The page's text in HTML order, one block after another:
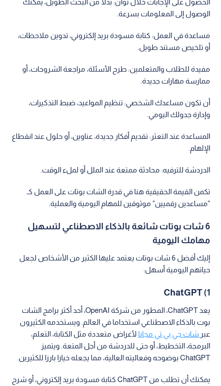
الوصول إلى المعلومات بسرعة.
مساعدة في العمل: كتابة مسودة بريد إلكتروني، تدوين ملاحظات،
أو تلخيص مستند طويل.
مفيدة للطلاب والمتعلمين: طرح الأسئلة، مراجعة الشروحات، أو
ممارسة مهارات جديدة.
أن تكون مساعدك الشخصي: تنظيم المواعيد، ضبط التذكيرات،
وإدارة جدولك اليومي.
المساعدة عند التعثر: تقديم أفكار جديدة، عناوين، أو حلول عند انقطاع
الإلهام.
الدردشة للترفيه: محادثة ممتعة عند الملل أو لملء الوقت.
تكمن القيمة الحقيقية هنا في قدرة الشات بوتات على العمل كـ
"مساعدين رقميين" موثوقين للمهام اليومية والعملية.
6 شات بوتات شائعة بالذكاء الاصطناعي لتسهيل
مهامك اليومية
إليك أفضل 6 شات بوتات يعتمد عليها الكثير من الأشخاص لجعل
حياتهم اليومية أسهل:
1) ChatGPT
يعد ChatGPT، المطور من شركة OpenAI، أحد أكثر برامج الشات
بوت بالذكاء الاصطناعي استخداما في العالم. ويستخدمه الكثيرون
عبر شات جي بي تي مجانا لأغراض متعددة مثل الكتابة، التعلم،
البرمجة، التخطيط، أو حتى للدردشة من أجل المتعة. ويتميز
ChatGPT بوضوحه وفعاليته العالية، مما يجعله خيارا بارزا للكثيرين.
يمكنك أن تطلب من ChatGPT كتابة مسودة بريد إلكتروني، أو شرح